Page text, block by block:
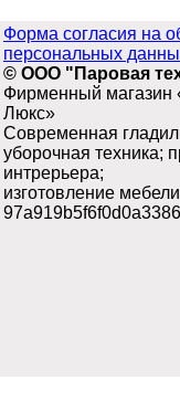
Форма согласия на
персональных
© ООО "Паровая
Фирменный магазин
Люкс»
Современная
уборочная техника;
интрерьера;
изготовление